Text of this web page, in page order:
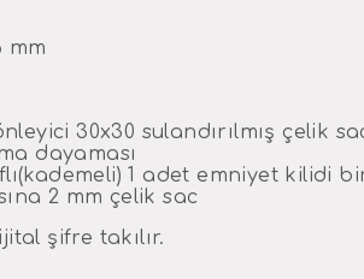
mm
30x30 sulandırılmış çelik
dayaması
1 adet emniyet kilidi
2 mm çelik sac
şifre takılır.